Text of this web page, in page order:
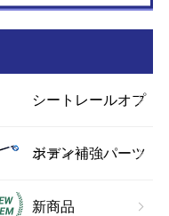
シートレールオプ
ション
ボディ補強パーツ
新商品